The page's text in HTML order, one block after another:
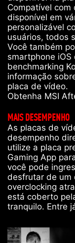
Compatível
disponível em
personalizável
usuários, todos
Você também
smartphone
benchmarking
informação
placa de vídeo.
Obtenha MSI
MAIS DESEMPENHO
As placas de
desempenho
utilize a placa
Gaming App
você pode
desfrutar de um
overclocking
está coberto
tranquilo. Entre